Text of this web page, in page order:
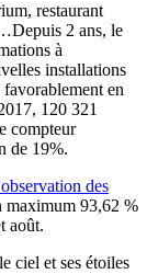
restaurant
2 ans, le
à
installations
en
120 321
compteur
de 19%.
des
maximum 93,62 %
août.
ciel et ses étoiles